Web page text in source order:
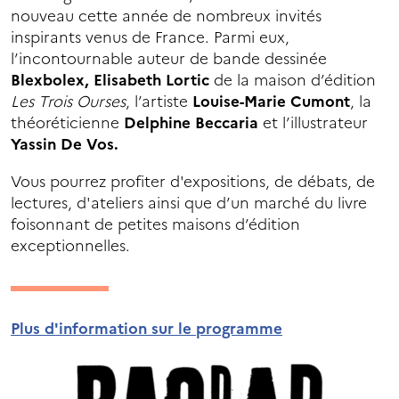
nouveau cette année de nombreux invités
inspirants venus de France. Parmi eux,
l’incontournable auteur de bande dessinée
Blexbolex, Elisabeth Lortic de la maison d’édition
Les Trois Ourses, l’artiste Louise-Marie Cumont, la
théoréticienne Delphine Beccaria et l’illustrateur
Yassin De Vos.
Vous pourrez profiter d'expositions, de débats, de
lectures, d'ateliers ainsi que d’un marché du livre
foisonnant de petites maisons d’édition
exceptionnelles.
Plus d'information sur le programme